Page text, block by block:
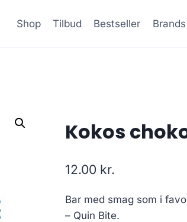
Shop Tilbud Bestseller Brands
Kokos
12.00 kr.
Bar med smag som i
– Quin Bite.